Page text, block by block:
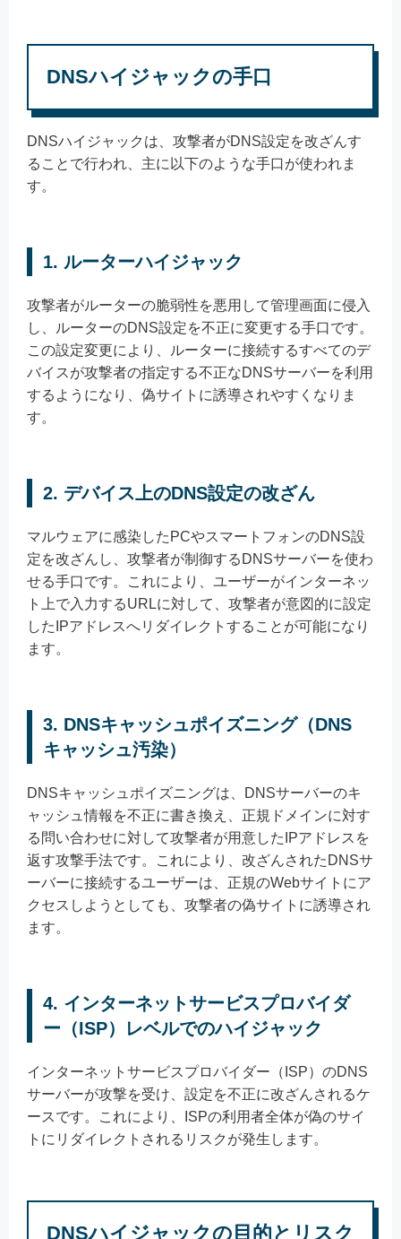
DNSハイジャックの手口
DNSハイジャックは、攻撃者がDNS設定を改ざんす
ることで行われ、主に以下のような手口が使われま
す。
1. ルーターハイジャック
攻撃者がルーターの脆弱性を悪用して管理画面に侵入
し、ルーターのDNS設定を不正に変更する手口です。
この設定変更により、ルーターに接続するすべてのデ
バイスが攻撃者の指定する不正なDNSサーバーを利用
するようになり、偽サイトに誘導されやすくなりま
す。
2. デバイス上のDNS設定の改ざん
マルウェアに感染したPCやスマートフォンのDNS設
定を改ざんし、攻撃者が制御するDNSサーバーを使わ
せる手口です。これにより、ユーザーがインターネッ
ト上で入力するURLに対して、攻撃者が意図的に設定
したIPアドレスへリダイレクトすることが可能になり
ます。
3. DNSキャッシュポイズニング（DNS
キャッシュ汚染）
DNSキャッシュポイズニングは、DNSサーバーのキ
ャッシュ情報を不正に書き換え、正規ドメインに対す
る問い合わせに対して攻撃者が用意したIPアドレスを
返す攻撃手法です。これにより、改ざんされたDNSサ
ーバーに接続するユーザーは、正規のWebサイトにア
クセスしようとしても、攻撃者の偽サイトに誘導され
ます。
4. インターネットサービスプロバイダ
ー（ISP）レベルでのハイジャック
インターネットサービスプロバイダー（ISP）のDNS
サーバーが攻撃を受け、設定を不正に改ざんされるケ
ースです。これにより、ISPの利用者全体が偽のサイ
トにリダイレクトされるリスクが発生します。
DNSハイジャックの目的とリスク